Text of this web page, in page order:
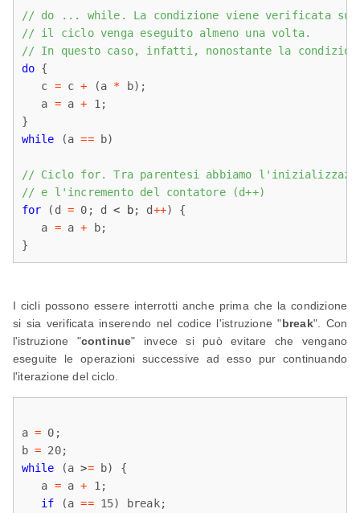
// do ... while. La condizione viene verificata
// il ciclo venga eseguito almeno una volta.
// In questo caso, infatti, nonostante la
do {
   c
= c + (a * b);
   a
= a + 1;
while (a == b)
// Ciclo for. Tra parentesi abbiamo
// e l'incremento del contatore (d++)
for (d = 0; d < b; d++) {
   a
= a + b;
}
I cicli possono essere interrotti anche prima che la condizione
si sia verificata inserendo nel codice l'istruzione "break". Con
l'istruzione "continue" invece si può evitare che vengano
eseguite le operazioni successive ad esso pur continuando
l'iterazione del ciclo.
a = 0;
b =
while (a >= b) {
   a
= a + 1;
if (a == 15) break;